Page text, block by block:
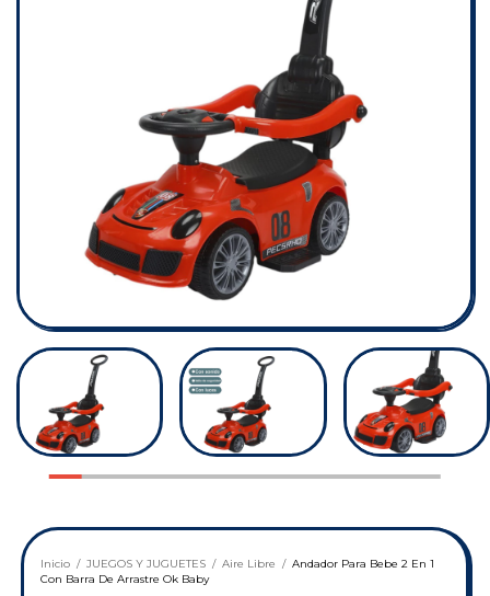
Inicio / JUEGOS Y JUGUETES / Aire Libre / Andador Para Bebe 2 En 1
Con Barra De Arrastre Ok Baby